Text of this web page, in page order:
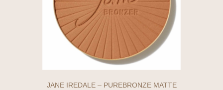
JANE IREDALE – PUREBRONZE MATTE